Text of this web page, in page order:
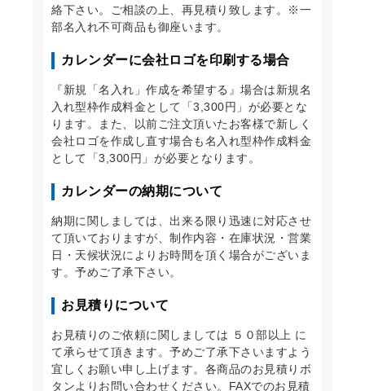
絡下さい。ご相談の上、再見積り致します。※一
部名入れ不可商品も御座います。
カレンダーに会社ロゴを印刷する場合
『新規「名入れ」作成を希望する』場合は新規名
入れ型枠作成料金として「3,300円」が必要とな
ります。また、以前ご注文頂いたお客様で新しく
会社ロゴを作成し直す場合も名入れ型枠作成料金
として「3,300円」が必要となります。
カレンダーの納期について
納期に関しましては、出来る限り迅速に対応させ
て頂いておりますが、制作内容・在庫状況・営業
日・天候状況によりお時間を頂く場合がございま
す。予めご了承下さい。
お見積りについて
お見積りのご依頼に関しましては ５０部以上 に
て承らせて頂きます。予めご了承下さいますよう
宜しくお願い申し上げます。各商品のお見積りボ
タンよりお問い合わせください。FAXでのお見積